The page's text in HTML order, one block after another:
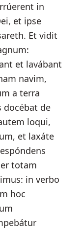
in
et ipse
Et vidit
et lavábant
navim,
a terra
docébat de
loqui,
et laxáte
totam
in verbo
hoc